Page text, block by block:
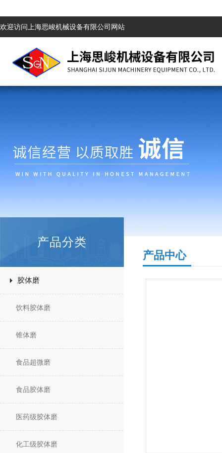
欢迎访问上海思峻机械设备有限公司网站
产品分类
胶体磨
饮料胶体磨
锥体磨
食品超微磨
食品胶体磨
医药级胶体磨
化工级胶体磨
产品中心